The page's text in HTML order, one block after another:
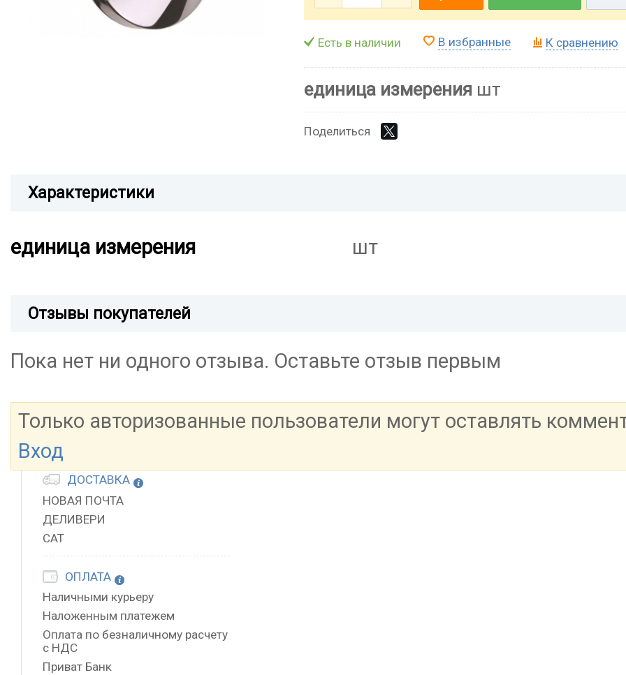
Есть в наличии В избранные К сравнению
единица измерения шт
Поделиться
Характеристики
единица измерения шт
Отзывы покупателей
Пока нет ни одного отзыва. Оставьте отзыв первым
Только авторизованные пользователи могут оставлять
Вход
ДОСТАВКА
НОВАЯ ПОЧТА
ДЕЛИВЕРИ
САТ
ОПЛАТА
Наличными курьеру
Наложенным платежем
Оплата по безналичному расчету
с НДС
Приват Банк